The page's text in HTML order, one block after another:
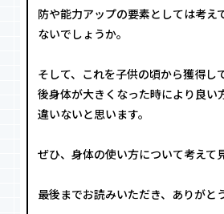
防や能力アップの要素としては考え
ないでしょうか。
そして、これを子供の頃から獲得し
後身体が大きくなった時により良い
違いないと思います。
ぜひ、身体の使い方について考えて
最後までお読みいただき、ありがと